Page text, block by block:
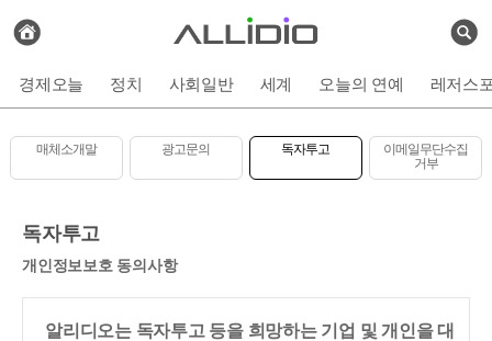
검
전
체
사
보
기
경제오늘 정치 사회일반 세계 오늘의 연예 레저스
매체소개말 광고문의 독자투고
이메일무단수집
거부
독자투고
개인정보보호 동의사항
알리디오는 독자투고 등을 희망하는 기업 및 개인을 대